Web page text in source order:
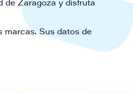
de Zaragoza y disfruta
marcas. Sus datos de